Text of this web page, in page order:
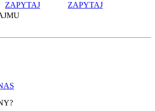
ZAPYTAJ
ZAPYTAJ